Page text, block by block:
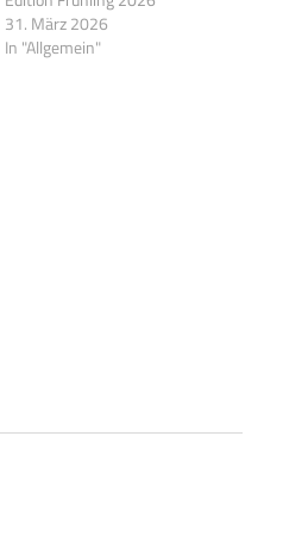
31. März 2026
In "Allgemein"